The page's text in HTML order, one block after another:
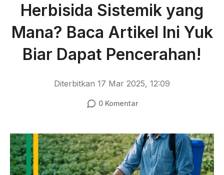
Herbisida Sistemik yang
Mana? Baca Artikel Ini Yuk
Biar Dapat Pencerahan!
Diterbitkan 17 Mar 2025, 12:09
0Komentar